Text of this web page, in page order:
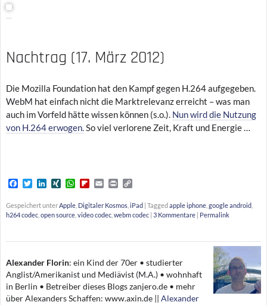
Nachtrag (17. März 2012)
Die Mozilla Foundation hat den Kampf gegen H.264 aufgegeben.
WebM hat einfach nicht die Marktrelevanz erreicht – was man
auch im Vorfeld hätte wissen können (s.o.). Nun wird die Nutzung
von H.264 erwogen.So viel verlorene Zeit, Kraft und Energie …
F
c
e
b
o
T
i
t
t
r
n
k
e
I
X
N
G
W
a
t
s
p
F
i
p
b
a
d
E
a
i
l
P
i
n
t
p
y
L
n
Gespeichert unterApple Digitaler Kosmos iPad Tagged apple iphone google android
h264 codec open source video codec webm codec 3 Kommentare Permalink
Alexander Florin: ein Kind der 70er • studierter
Anglist/Amerikanist und Mediävist (M.A.) • wohnhaft
in Berlin • Betreiber dieses Blogs zanjero.de • mehr
über Alexanders Schaffen: www.axin.de || Alexander